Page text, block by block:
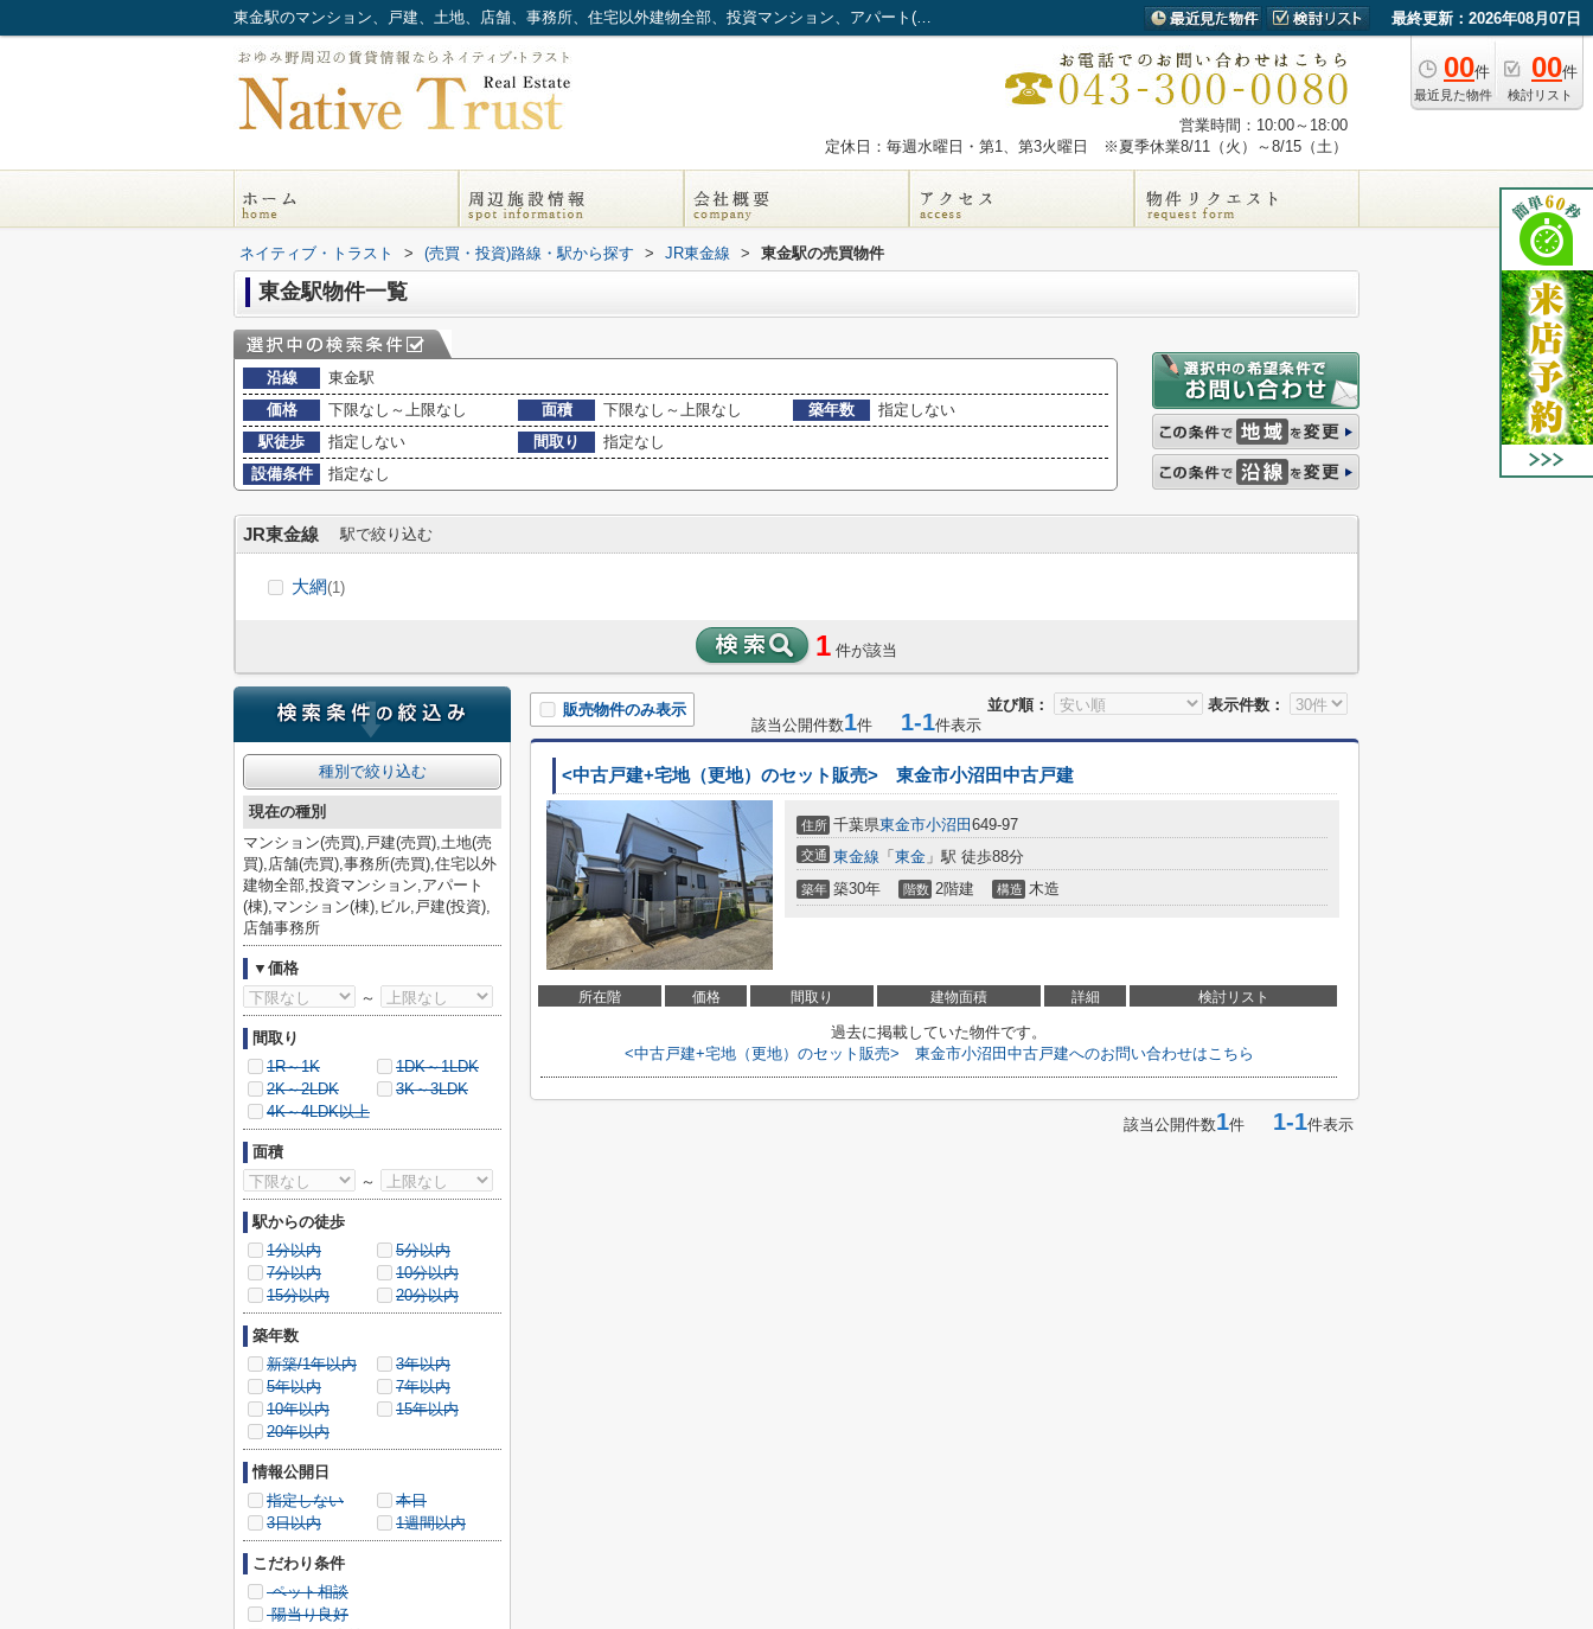
東金駅のマンション、戸建、土地、店舗、事務所、住宅以外建物全部、投資マンション、アパート(棟)、マンション(棟)、ビル、戸建、店舗事務所一覧｜ネイティブ・トラスト 最終更新：2026年08月07日
00件
最近見た物件
00件
検討リスト
営業時間：10:00～18:00
定休日：毎週水曜日・第1、第3火曜日 ※夏季休業8/11（火）～8/15（土）
ネイティブ・トラスト > (売買・投資)路線・駅から探す > JR東金線 > 東金駅の売買物件
東金駅物件一覧
沿線
東金駅
価格
下限なし～上限なし 面積 下限なし～上限なし 築年数
指定しない
駅徒歩
指定しない 間取り
指定なし
設備条件
指定なし
JR東金線 駅で絞り込む
大網(1)
1 件が該当
並び順： 表示件数：
販売物件のみ表示
該当公開件数1件 1-1件表示
<中古戸建+宅地（更地）のセット販売> 東金市小沼田中古戸建
住所 千葉県東金市小沼田 649-97
交通 東金線 「 東金 」駅 徒歩88分
築年 築30年 階数 2階建 構造 木造
所在階 価格 間取り 建物面積 詳細 検討リスト
過去に掲載していた物件です。
<中古戸建+宅地（更地）のセット販売> 東金市小沼田中古戸建へのお問い合わせはこちら
該当公開件数1件 1-1件表示
種別で絞り込む
現在の種別
マンション(売買),戸建(売買),土地(売
買),店舗(売買),事務所(売買),住宅以外
建物全部,投資マンション,アパート
(棟),マンション(棟),ビル,戸建(投資),
店舗事務所
▼価格
～
間取り
1R～1K
1DK～1LDK
2K～2LDK
3K～3LDK
4K～4LDK以上
面積
～
駅からの徒歩
1分以内
5分以内
7分以内
10分以内
15分以内
20分以内
築年数
新築/1年以内
3年以内
5年以内
7年以内
10年以内
15年以内
20年以内
情報公開日
指定しない
本日
3日以内
1週間以内
こだわり条件
ペット相談
陽当り良好